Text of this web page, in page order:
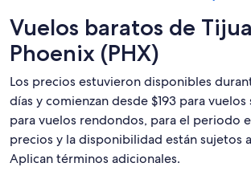
Vuelos baratos de
Phoenix (PHX)
Los precios estuvieron disponibles
días y comienzan desde $193 para vuelos
para vuelos rendondos, para el periodo
precios y la disponibilidad están sujetos
Aplican términos adicionales.